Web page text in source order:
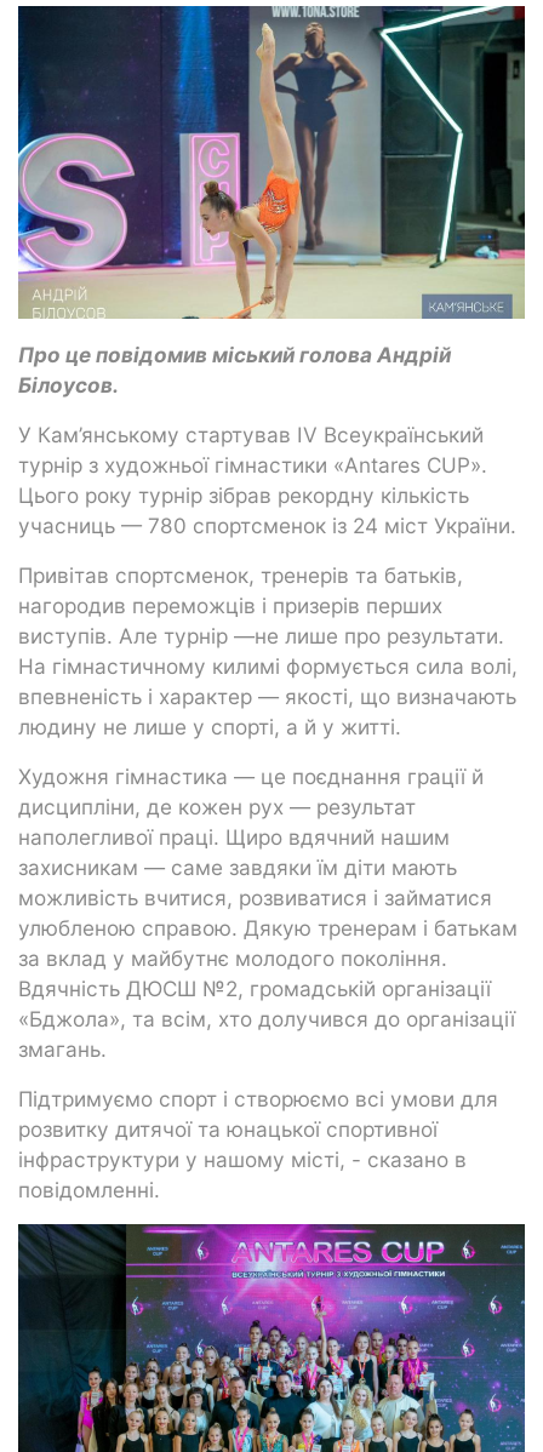
Про це повідомив міський голова Андрій
Білоусов.
У Кам’янському стартував IV Всеукраїнський
турнір з художньої гімнастики «Antares CUP».
Цього року турнір зібрав рекордну кількість
учасниць — 780 спортсменок із 24 міст України.
Привітав спортсменок, тренерів та батьків,
нагородив переможців і призерів перших
виступів. Але турнір —не лише про результати.
На гімнастичному килимі формується сила волі,
впевненість і характер — якості, що визначають
людину не лише у спорті, а й у житті.
Художня гімнастика — це поєднання грації й
дисципліни, де кожен рух — результат
наполегливої праці. Щиро вдячний нашим
захисникам — саме завдяки їм діти мають
можливість вчитися, розвиватися і займатися
улюбленою справою. Дякую тренерам і батькам
за вклад у майбутнє молодого покоління.
Вдячність ДЮСШ №2, громадській організації
«Бджола», та всім, хто долучився до організації
змагань.
Підтримуємо спорт і створюємо всі умови для
розвитку дитячої та юнацької спортивної
інфраструктури у нашому місті, - сказано в
повідомленні.